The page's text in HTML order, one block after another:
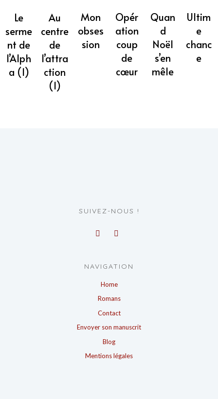
Le
serme
nt de
l’Alph
a (1)
Au
centre
de
l’attra
ction
(1)
Mon
obses
sion
Opér
ation
coup
de
cœur
Quan
d
Noël
s’en
mêle
Ultim
e
chanc
e
SUIVEZ-NOUS !
NAVIGATION
Home
Romans
Contact
Envoyer son manuscrit
Blog
Mentions légales